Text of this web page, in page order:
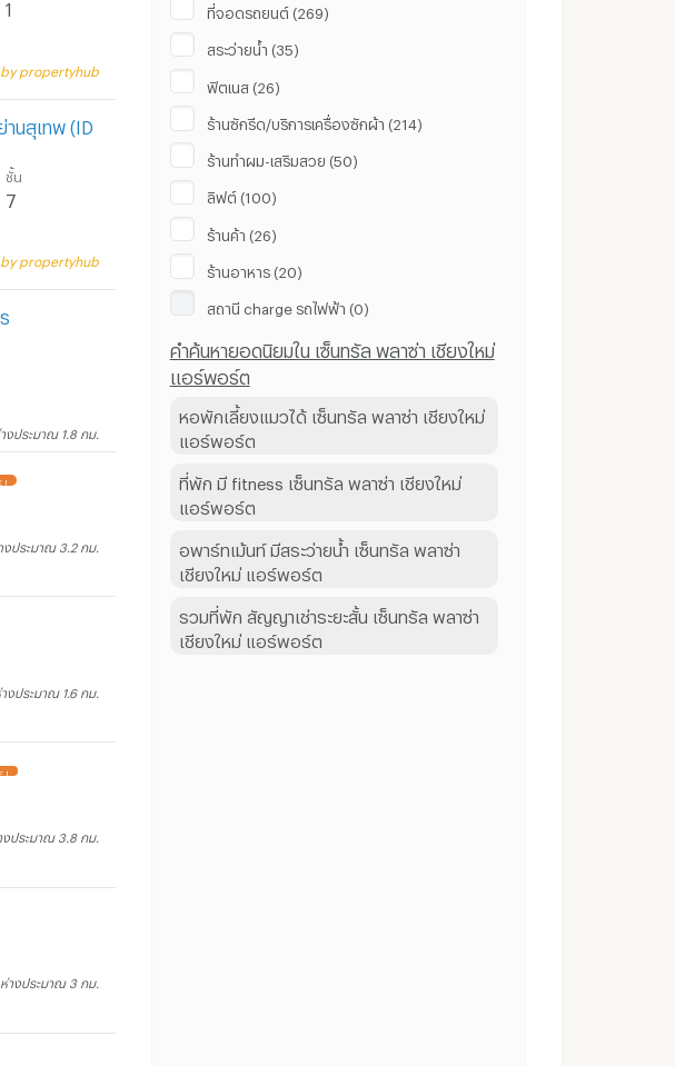
1
by propertyhub
านสุเทพ (ID
ชั้น
7
by propertyhub
างประมาณ 1.8 กม.
!
งประมาณ 3.2 กม.
างประมาณ 1.6 กม.
!
งประมาณ 3.8 กม.
ห่างประมาณ 3 กม.
ที่จอดรถยนต์ (269)
สระว่ายน้ำ (35)
ฟิตเนส (26)
ร้านซักรีด/บริการเครื่องซักผ้า (214)
ร้านทำผม-เสริมสวย (50)
ลิฟต์ (100)
ร้านค้า (26)
ร้านอาหาร (20)
สถานี ​charge รถไฟฟ้า (0)
คำค้นหายอดนิยมใน เซ็นทรัล พลาซ่า เชียงใหม่
แอร์พอร์ต
หอพักเลี้ยงแมวได้ เซ็นทรัล พลาซ่า เชียงใหม่
แอร์พอร์ต
ที่พัก มี fitness เซ็นทรัล พลาซ่า เชียงใหม่
แอร์พอร์ต
อพาร์ทเม้นท์ มีสระว่ายน้ำ เซ็นทรัล พลาซ่า
เชียงใหม่ แอร์พอร์ต
รวมที่พัก สัญญาเช่าระยะสั้น เซ็นทรัล พลาซ่า
เชียงใหม่ แอร์พอร์ต